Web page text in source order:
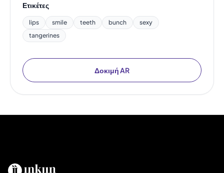
Ετικέτες
lips smile teeth bunch
sexy
tangerines
Δοκιμή AR